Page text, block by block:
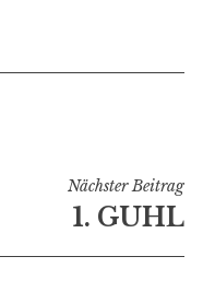
Nächster Beitrag
1. GUHL